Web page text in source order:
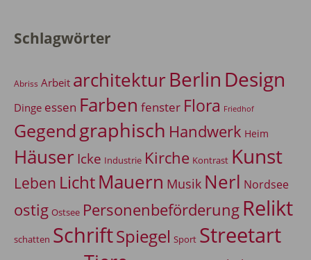
Schlagwörter
Abriss Arbeit architekturBerlin Design
Dinge essen Farben fenster Flora Friedhof
Gegendgraphisch Handwerk Heim
Häuser Icke Industrie Kirche Kontrast Kunst
Leben LichtMauern Musik Nerl Nordsee
ostig Ostsee Personenbeförderung Relikt
schatten SchriftSpiegel Sport Streetart